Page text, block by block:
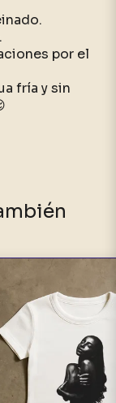
por el
fría y sin